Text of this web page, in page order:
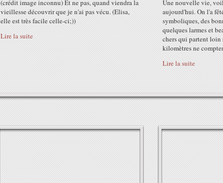
(crédit image inconnu) Et ne pas, quand viendra la
vieillesse découvrir que je n'ai pas vécu. (Elisa,
elle est très facile celle-ci;))
Lire la suite
Une nouvelle vie,
aujourd'hui. On l'a
symboliques, des
quelques larmes et
chers qui partent loin
kilomètres ne
Lire la suite